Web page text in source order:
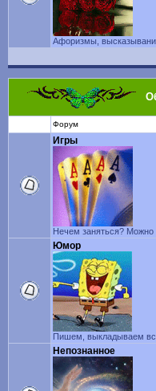
Афоризмы,
Форум
Игры
Нечем заняться? Можно
Юмор
Пишем, выкладываем
Непознанное